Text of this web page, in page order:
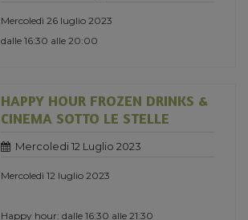
Mercoledì 26 luglio 2023
dalle 16:30 alle 20:00
HAPPY HOUR FROZEN DRINKS &
CINEMA SOTTO LE STELLE
Mercoledi 12 Luglio 2023
Mercoledì 12 luglio 2023
Happy hour: dalle 16:30 alle 21:30